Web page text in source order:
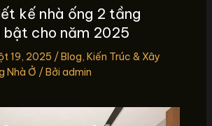
kế nhà ống 2 tầng
bật cho năm 2025
19, 2025 /Blog, Kiến Trúc & Xây
Nhà Ở / Bởi admin